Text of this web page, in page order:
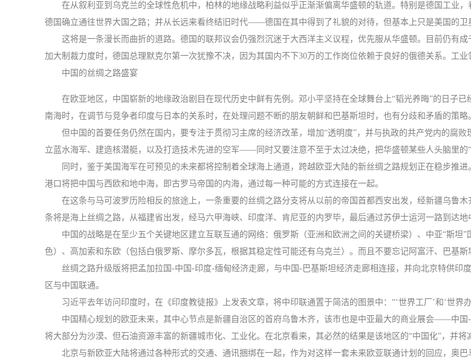
在从叙利亚到乌克兰的全球性危机中，柏林的地缘战略利益似乎正渐渐偏离华盛顿的轨道。特别是德国工业
德国确立通往世界大国之路；并从长远来看终结旧时代——德国在其中得到了礼貌的对待，但基本上只是美国的卫
这将是一条漫长而曲折的道路。德国的联邦议会仍强烈沉迷于大西洋主义议程，优先服从华盛顿。目前仍有
加大制裁力度时，德国总理默克尔第一次犹豫不决，因为其国内不下30万的工作岗位依赖于良好的俄德关系。工
中国的丝绸之路盛宴
在欧亚地区，中国崭新的地缘政治剧目在现代历史中鲜有先例。邓小平坚持在全球舞台上“韬光养晦”的日子
南海时，在调节与竞争者印度与日本的关系时，在处理问题不断的朋友朝鲜和巴基斯坦时，也有分歧和矛盾的策略
但中国的首要任务仍然在国内，要专注于贯彻习主席的经济改革，增加“透明度”，并与执政的共产党内的
立蓝水海军、建造核潜艇，以及打造技术先进的空军——同时又要注意不至于太过决绝，把华盛顿某些人头脑里的
同时，鉴于美国海军在可预见的未来都将控制着全球海上通道，跨越欧亚大陆的新丝绸之路规划正在稳步推
港口将把中国与西欧和地中海，即古罗马帝国的内海，通过每一种可能的方式连接在一起。
在这条与马可波罗历险相反的旅途上，一条重要的丝绸之路分支将从以前的帝国首都西安出发，经新疆乌鲁
条将是海上丝绸之路，从福建省出发，经马六甲海峡、印度洋、肯尼亚的内罗毕，最后通过苏伊士运河一路到达地
中国的战略是在至少五个关键地区建立互联互通的网络：俄罗斯（亚洲和欧洲之间的关键桥梁）、中亚“斯
色）、高加索和东欧（包括白俄罗斯、摩尔多瓦，根据其稳定性可能还有乌克兰）。而且不要忘记阿富汗、巴基斯
丝绸之路升级版将把孟加拉国-中国-印度-缅甸经济走廊，与中国-巴基斯坦经济走廊相连接，并向北京特供
区与中国联通。
习近平去年访问印度时，在《印度教徒报》上发表文章，将中印联通置于简洁的图景中：“‘世界工厂’和‘世
中国精心规划的欧亚未来，其中心节点是新疆自治区的首府乌鲁木齐，该市也是中亚最大的商业展会——中国
将大部分为沙漠、但石油资源丰富的新疆城市化、工业化。在北京看来，其必然的结果是该地区的“中国化”，并将
北京与新欧亚大陆将通过各种形式的交通、通讯捆绑在一起，作为对这样一套未来欧亚联通计划的回应，奥